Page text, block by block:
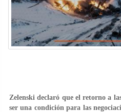
Zelenski declaró que el retorno a
ser una condición para las